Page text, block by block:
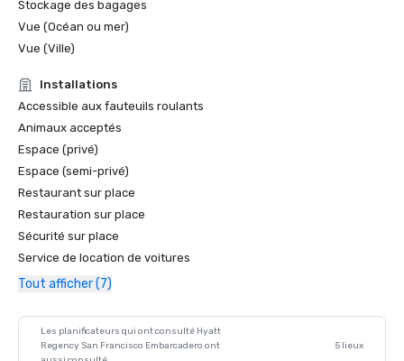
Stockage des bagages
Vue (Océan ou mer)
Vue (Ville)
Installations
Accessible aux fauteuils roulants
Animaux acceptés
Espace (privé)
Espace (semi-privé)
Restaurant sur place
Restauration sur place
Sécurité sur place
Service de location de voitures
Tout afficher (7)
Les planificateurs qui ont consulté Hyatt
Regency San Francisco Embarcadero ont
5 lieux